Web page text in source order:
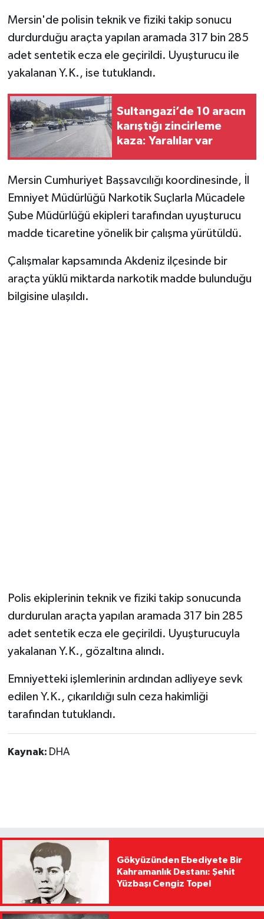
Mersin'de polisin teknik ve fiziki takip sonucu
durdurduğu araçta yapılan aramada 317 bin 285
adet sentetik ecza ele geçirildi. Uyuşturucu ile
yakalanan Y.K., ise tutuklandı.
Sultangazi’de 10 aracın
karıştığı zincirleme
kaza: Yaralılar var
Mersin Cumhuriyet Başsavcılığı koordinesinde, İl
Emniyet Müdürlüğü Narkotik Suçlarla Mücadele
Şube Müdürlüğü ekipleri tarafından uyuşturucu
madde ticaretine yönelik bir çalışma yürütüldü.
Çalışmalar kapsamında Akdeniz ilçesinde bir
araçta yüklü miktarda narkotik madde bulunduğu
bilgisine ulaşıldı.
Polis ekiplerinin teknik ve fiziki takip sonucunda
durdurulan araçta yapılan aramada 317 bin 285
adet sentetik ecza ele geçirildi. Uyuşturucuyla
yakalanan Y.K., gözaltına alındı.
Emniyetteki işlemlerinin ardından adliyeye sevk
edilen Y.K., çıkarıldığı suln ceza hakimliği
tarafından tutuklandı.
Kaynak: DHA
Gökyüzünden Ebediyete Bir
Kahramanlık Destanı: Şehit
Yüzbaşı Cengiz Topel